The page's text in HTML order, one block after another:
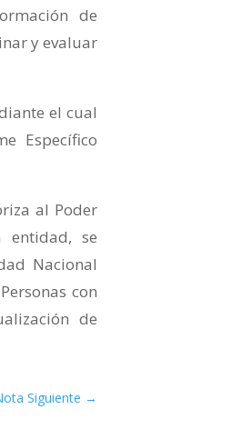
de
y evaluar
el cual
Específico
al Poder
entidad, se
Nacional
con
de
Siguiente →